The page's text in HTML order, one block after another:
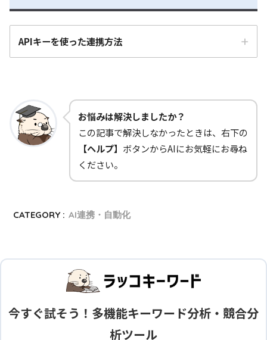
APIキーを使った連携方法
お悩みは解決しましたか？
この記事で解決しなかったときは、右下の
【ヘルプ】 ボタンからAIにお気軽にお尋ね
ください。
CATEGORY : AI連携・自動化
今すぐ試そう！多機能キーワード分析・競合分
析ツール